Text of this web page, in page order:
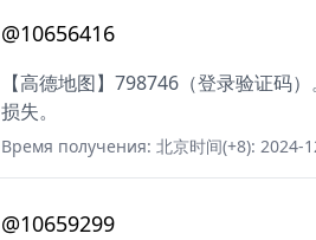
@10656416
【高德地图】798746（登录验证码
损失。
Время получения: 北京时间(+8): 2024-
@10659299